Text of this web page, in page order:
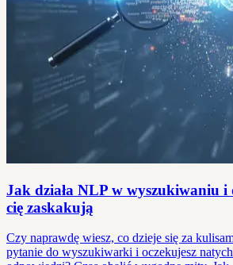
Jak działa NLP w wyszukiwaniu i
cię zaskakują
Czy naprawdę wiesz, co dzieje się za
pytanie do wyszukiwarki i oczekujesz